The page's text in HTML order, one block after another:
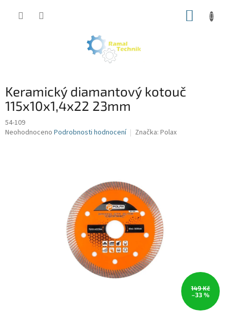
Keramický diamantový kotouč
115x10x1,4x22 23mm
54-109
Průměrné
Neohodnoceno Podrobnosti hodnocení Značka: Polax
149 Kč
–33 %